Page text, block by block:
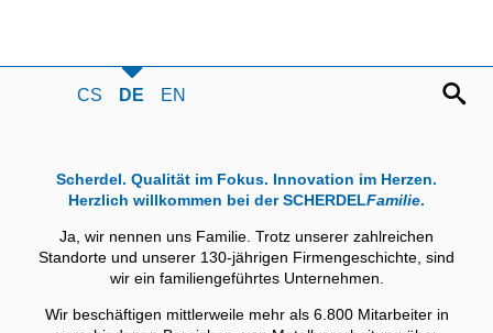
CS DE EN
Scherdel. Qualität im Fokus. Innovation im Herzen.
Herzlich willkommen bei der SCHERDELFamilie.
Ja, wir nennen uns Familie. Trotz unserer zahlreichen
Standorte und unserer 130-jährigen Firmengeschichte, sind
wir ein familiengeführtes Unternehmen.
Wir beschäftigen mittlerweile mehr als 6.800 Mitarbeiter in